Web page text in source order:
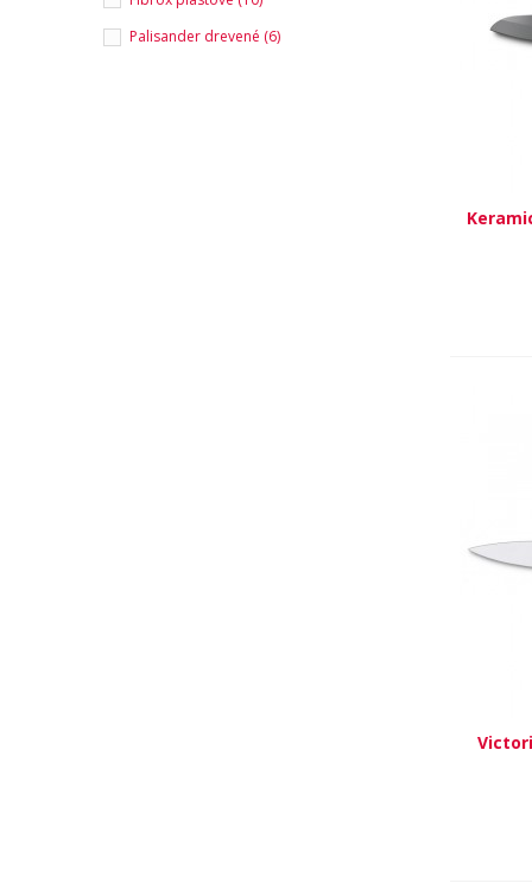
Palisander drevené (6)